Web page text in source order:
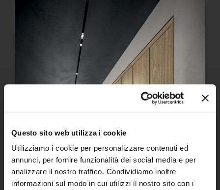
Questo sito web utilizza i cookie
Utilizziamo i cookie per personalizzare contenuti ed
annunci, per fornire funzionalità dei social media e per
analizzare il nostro traffico. Condividiamo inoltre
informazioni sul modo in cui utilizzi il nostro sito con i